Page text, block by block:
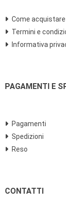
Come acquistare
Termini e
Informativa
PAGAMENTI E
Pagamenti
Spedizioni
Reso
CONTATTI